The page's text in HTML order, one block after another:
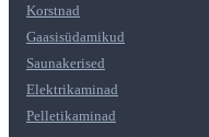
Korstnad
Gaasisüdamikud
Saunakerised
Elektrikaminad
Pelletikaminad